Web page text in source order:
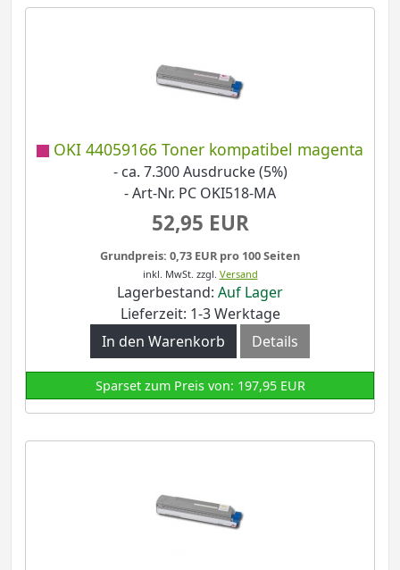
OKI 44059166 Toner kompatibel magenta
- ca. 7.300 Ausdrucke (5%)
- Art-Nr. PC OKI518-MA
52,95 EUR
Grundpreis: 0,73 EUR pro 100 Seiten
inkl. MwSt. zzgl. Versand
Lagerbestand: Auf Lager
Lieferzeit: 1-3 Werktage
In den Warenkorb
Details
Sparset zum Preis von: 197,95 EUR